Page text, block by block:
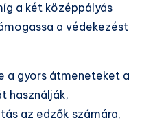
a két középpályás
a védekezést
a gyors átmeneteket a
használják,
az edzők számára,